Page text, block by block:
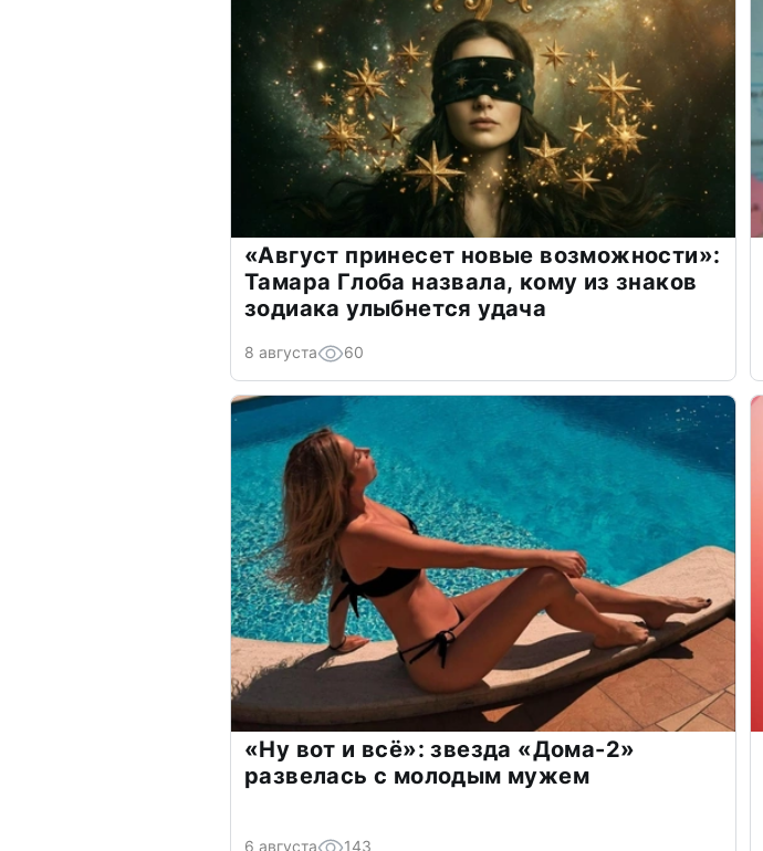
«Август принесет новые возможности»:
Тамара Глоба назвала, кому из знаков
зодиака улыбнется удача
8 августа 60
«Ну вот и всё»: звезда «Дома-2»
развелась с молодым мужем
6 августа 143